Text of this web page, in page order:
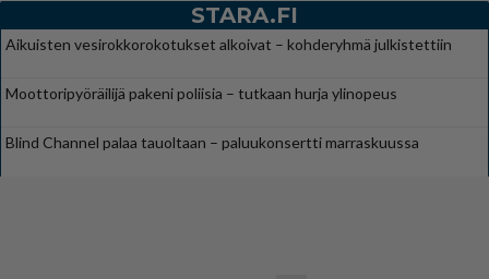
STARA.FI
Aikuisten vesirokkorokotukset alkoivat – kohderyhmä julkistettiin
Moottoripyöräilijä pakeni poliisia – tutkaan hurja ylinopeus
Blind Channel palaa tauoltaan – paluukonsertti marraskuussa